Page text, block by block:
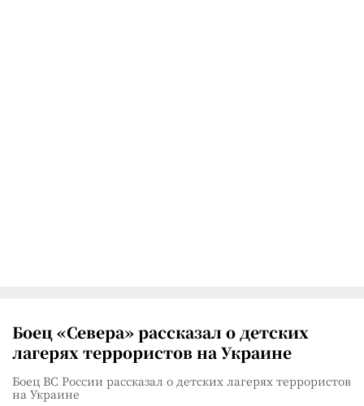
Боец «Севера» рассказал о детских
лагерях террористов на Украине
Боец ВС России рассказал о детских лагерях террористов
на Украине